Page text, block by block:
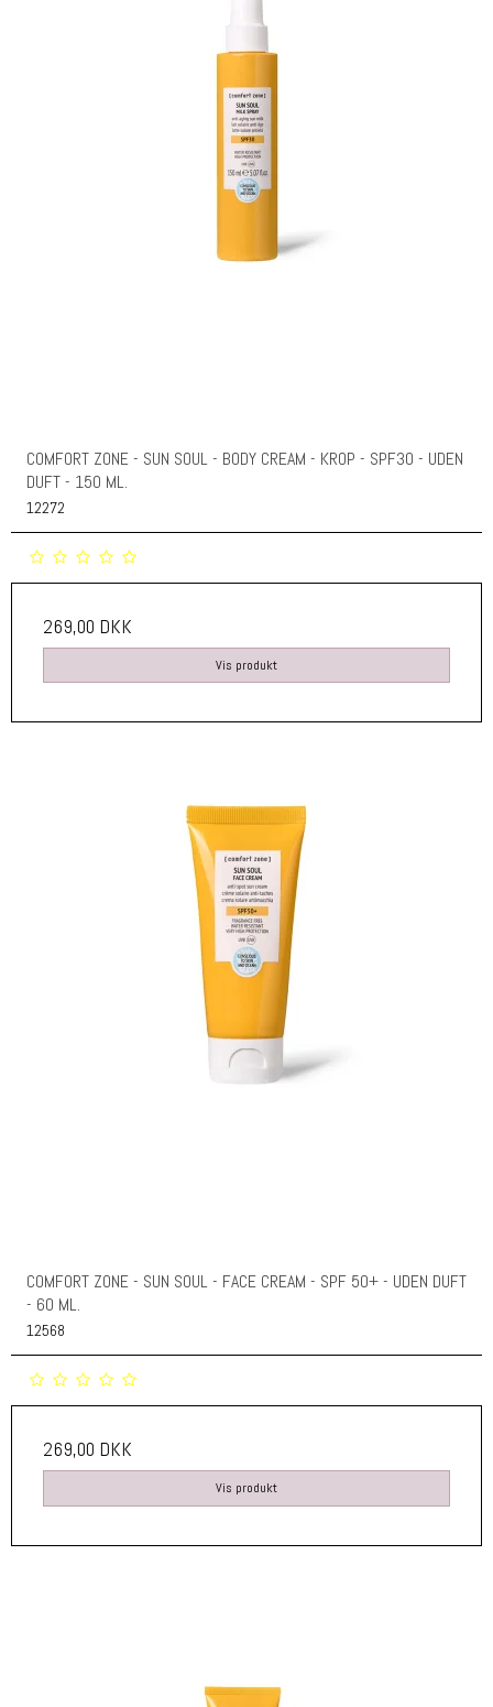
COMFORT ZONE - SUN SOUL - BODY CREAM - KROP - SPF30 - UDEN
DUFT - 150 ML.
12272
269,00 DKK
Vis produkt
COMFORT ZONE - SUN SOUL - FACE CREAM - SPF 50+ - UDEN DUFT
- 60 ML.
12568
269,00 DKK
Vis produkt